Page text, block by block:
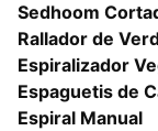
Sedhoom
Rallador de
Espiralizador
Espaguetis de
Espiral Manual